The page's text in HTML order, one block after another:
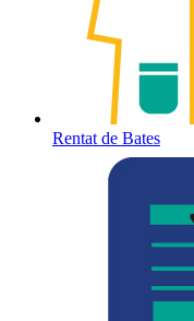
Rentat de Bates